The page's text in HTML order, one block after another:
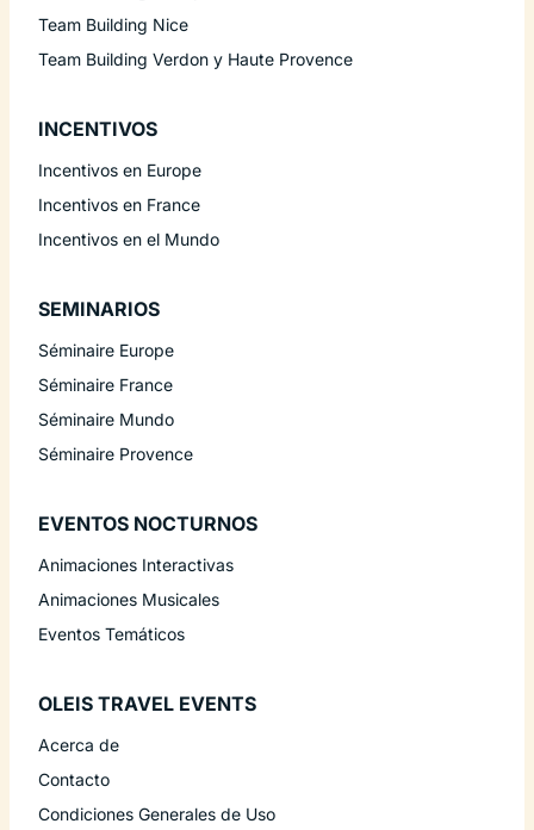
Team Building Nice
Team Building Verdon y Haute Provence
INCENTIVOS
Incentivos en Europe
Incentivos en France
Incentivos en el Mundo
SEMINARIOS
Séminaire Europe
Séminaire France
Séminaire Mundo
Séminaire Provence
EVENTOS NOCTURNOS
Animaciones Interactivas
Animaciones Musicales
Eventos Temáticos
OLEIS TRAVEL EVENTS
Acerca de
Contacto
Condiciones Generales de Uso